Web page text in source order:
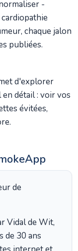
-
chaque jalon
publiées.
d'explorer
détail : voir vos
évitées,
de
Vidal de Wit,
de 30 ans